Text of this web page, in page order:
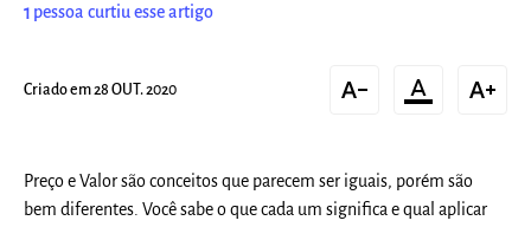
1 pessoa curtiu esse artigo
Criado em 28 OUT. 2020 text_decrease format_color_text text_increase
Preço e Valor são conceitos que parecem ser iguais, porém são
bem diferentes. Você sabe o que cada um significa e qual aplicar